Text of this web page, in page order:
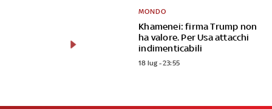
Khamenei: firma Trump non
ha valore. Per Usa attacchi
indimenticabili
MONDO
18 lug - 23:55